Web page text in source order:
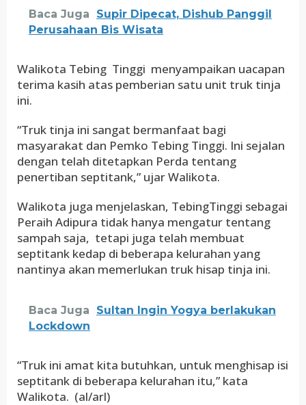
Baca Juga
Supir Dipecat, Dishub Panggil
Perusahaan Bis Wisata
Walikota Tebing Tinggi menyampaikan uacapan
terima kasih atas pemberian satu unit truk tinja
ini.
“Truk tinja ini sangat bermanfaat bagi
masyarakat dan Pemko Tebing Tinggi. Ini sejalan
dengan telah ditetapkan Perda tentang
penertiban septitank,” ujar Walikota.
Walikota juga menjelaskan, TebingTinggi sebagai
Peraih Adipura tidak hanya mengatur tentang
sampah saja, tetapi juga telah membuat
septitank kedap di beberapa kelurahan yang
nantinya akan memerlukan truk hisap tinja ini.
Baca Juga
Sultan Ingin Yogya berlakukan
Lockdown
“Truk ini amat kita butuhkan, untuk menghisap isi
septitank di beberapa kelurahan itu,” kata
Walikota. (al/arl)